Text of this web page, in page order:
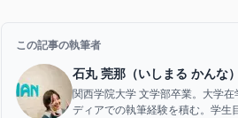
この記事の執筆者
石丸 莞那（いしまる かんな）
関西学院大学 文学部卒業。大学
ディアでの執筆経験を積む。学生